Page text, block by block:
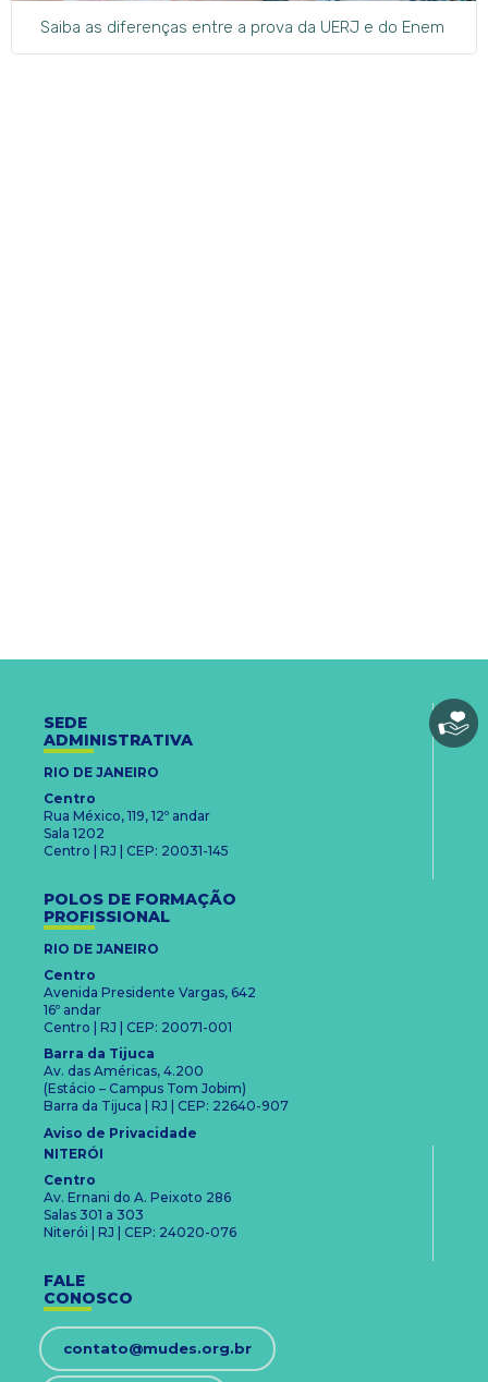
Saiba as diferenças entre a prova da UERJ e do Enem
SEDE
ADMINISTRATIVA
RIO DE JANEIRO
Centro
Rua México, 119, 12º andar
Sala 1202
Centro | RJ | CEP: 20031-145
POLOS DE FORMAÇÃO
PROFISSIONAL
RIO DE JANEIRO
Centro
Avenida Presidente Vargas, 642
16º andar
Centro | RJ | CEP: 20071-001
Barra da Tijuca
Av. das Américas, 4.200
(Estácio – Campus Tom Jobim)
Barra da Tijuca | RJ | CEP: 22640-907
Aviso de Privacidade
NITERÓI
Centro
Av. Ernani do A. Peixoto 286
Salas 301 a 303
Niterói | RJ | CEP: 24020-076
FALE
CONOSCO
contato@mudes.org.br